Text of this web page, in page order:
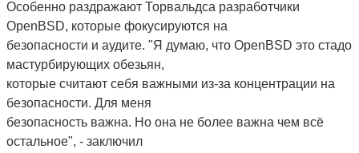
Особенно раздражают Торвальдса разработчики
OpenBSD, которые фокусируются на
безопасности и аудите. "Я думаю, что OpenBSD это стадо
мастурбирующих обезьян,
которые считают себя важными из-за концентрации на
безопасности. Для меня
безопасность важна. Но она не более важна чем всё
остальное", - заключил